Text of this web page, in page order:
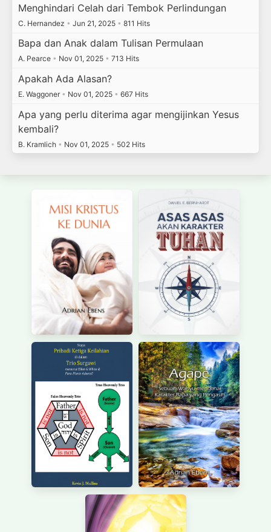
Menghindari Celah dari Tembok Perlindungan
C. Hernandez • Jun 21, 2025 • 811 Hits
Bapa dan Anak dalam Tulisan Permulaan
A. Pearce • Nov 01, 2025 • 713 Hits
Apakah Ada Alasan?
E. Waggoner • Nov 01, 2025 • 667 Hits
Apa yang perlu diterima agar mengijinkan Yesus
kembali?
B. Kramlich • Nov 01, 2025 • 502 Hits